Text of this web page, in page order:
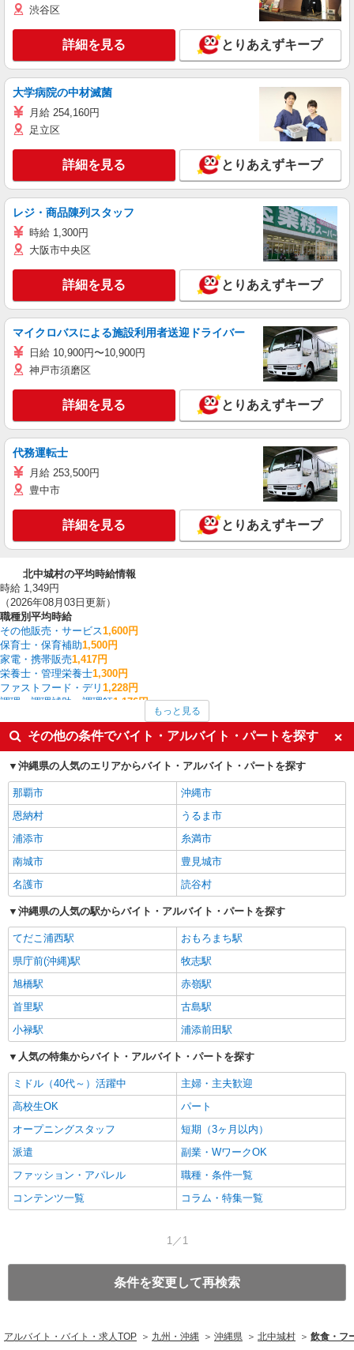
渋谷区
詳細を見る とりあえずキープ
大学病院の中材滅菌
月給 254,160円
足立区
詳細を見る とりあえずキープ
レジ・商品陳列スタッフ
時給 1,300円
大阪市中央区
詳細を見る とりあえずキープ
マイクロバスによる施設利用者送迎ドライバー
日給 10,900円〜10,900円
神戸市須磨区
詳細を見る とりあえずキープ
代務運転士
月給 253,500円
豊中市
詳細を見る とりあえずキープ
北中城村の平均時給情報
時給 1,349円
（2026年08月03日更新）
職種別平均時給
その他販売・サービス1,600円
保育士・保育補助1,500円
家電・携帯販売1,417円
栄養士・管理栄養士1,300円
ファストフード・デリ 1,228円
調理・調理補助・調理師1,176円
1,150円
レストラン・専門料理店1,100円
アパレル販売1,090円
北中城村の他の職種の平均時給を見る
もっと見る
その他の条件でバイト・アルバイト・パートを探す
沖縄県の人気のエリアからバイト・アルバイト・パートを探す
那覇市
沖縄市
恩納村
うるま市
浦添市
糸満市
南城市
豊見城市
名護市
読谷村
沖縄県の人気の駅からバイト・アルバイト・パートを探す
てだこ浦西駅
おもろまち駅
県庁前(沖縄)駅
牧志駅
旭橋駅
赤嶺駅
首里駅
古島駅
小禄駅
浦添前田駅
人気の特集からバイト・アルバイト・パートを探す
ミドル（40代～）活躍中
主婦・主夫歓迎
高校生OK
パート
オープニングスタッフ
短期（3ヶ月以内）
派遣
副業・WワークOK
ファッション・アパレル
職種・条件一覧
コンテンツ一覧
コラム・特集一覧
1／1
条件を変更して再検索
アルバイト・バイト・求人TOP 九州・沖縄 沖縄県 北中城村 飲食・フ